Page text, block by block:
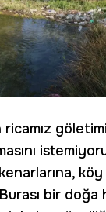
ricamız
bir doğa